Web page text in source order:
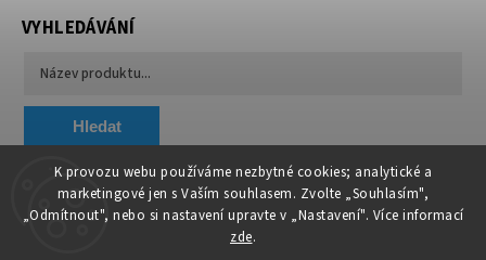
K provozu webu používáme nezbytné cookies; analytické a
marketingové jen s Vaším souhlasem. Zvolte „Souhlasím",
„Odmítnout", nebo si nastavení upravte v „Nastavení". Více informací
zde.
VYHLEDÁVÁNÍ
Hledat
Chytit a koupit VA & MA, s.r.o.